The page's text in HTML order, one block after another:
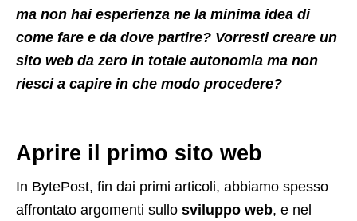
ma non hai esperienza ne la minima idea di
come fare e da dove partire? Vorresti creare un
sito web da zero in totale autonomia ma non
riesci a capire in che modo procedere?
Aprire il primo sito web
In BytePost, fin dai primi articoli, abbiamo spesso
affrontato argomenti sullo sviluppo web, e nel